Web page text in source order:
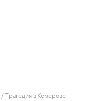
/Трагедия в Кемерове